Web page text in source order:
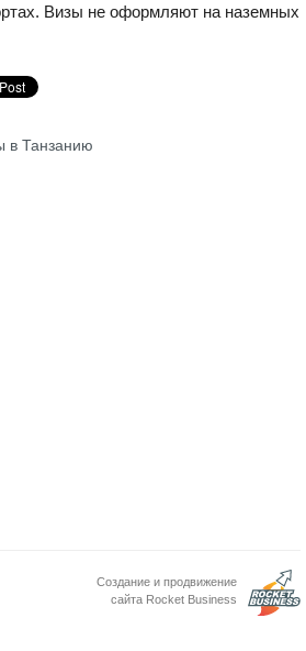
Визы не оформляют на наземных
в Танзанию
Создание и продвижение
сайта Rocket Business